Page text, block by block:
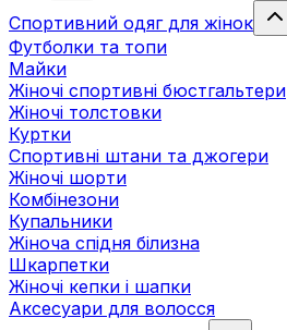
Спортивний одяг для жінок
Футболки та топи
Майки
Жіночі спортивні бюстгальтери
Жіночі толстовки
Куртки
Спортивні штани та джогери
Жіночі шорти
Комбінезони
Купальники
Жіноча спідня білизна
Шкарпетки
Жіночі кепки і шапки
Аксесуари для волосся